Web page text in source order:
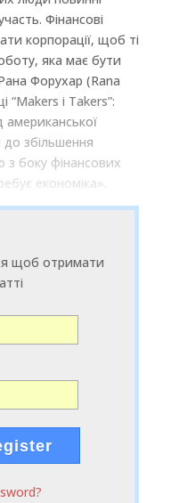
Фінансові
корпорації, щоб ті
яка має бути
Форухар (Rana
“Makers і Takers”:
американської
до збільшення
з боку фінансових
економіка».
щоб отримати